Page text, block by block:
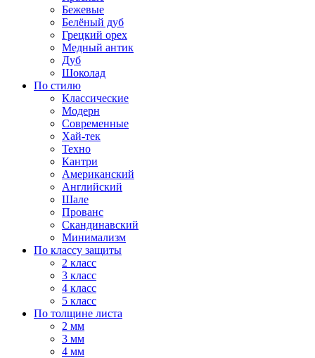
Бежевые
Белёный дуб
Грецкий орех
Медный антик
Дуб
Шоколад
По стилю
Классические
Модерн
Современные
Хай-тек
Техно
Кантри
Американский
Английский
Шале
Прованс
Скандинавский
Минимализм
По классу защиты
2 класс
3 класс
4 класс
5 класс
По толщине листа
2 мм
3 мм
4 мм